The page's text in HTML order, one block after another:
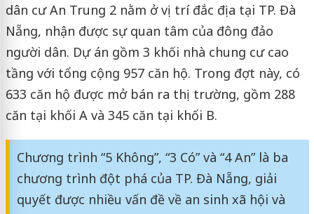
dân cư An Trung 2 nằm ở vị trí đắc địa tại TP. Đà
Nẵng, nhận được sự quan tâm của đông đảo
người dân. Dự án gồm 3 khối nhà chung cư cao
tầng với tổng cộng 957 căn hộ. Trong đợt này, có
633 căn hộ được mở bán ra thị trường, gồm 288
căn tại khối A và 345 căn tại khối B.
Chương trình “5 Không”, “3 Có” và “4 An” là ba
chương trình đột phá của TP. Đà Nẵng, giải
quyết được nhiều vấn đề về an sinh xã hội và